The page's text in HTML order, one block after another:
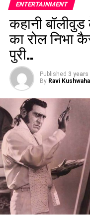
ENTERTAINMENT
कहानी
का रोल निभा
पुरी..
Published 3 years
By Ravi Kushwaha